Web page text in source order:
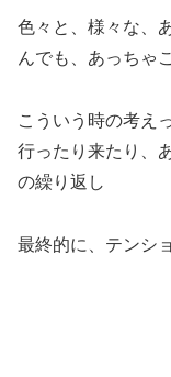
色々と、様々な、
んでも、あっちゃ
こういう時の考え
行ったり来たり、
の繰り返し
最終的に、テンシ